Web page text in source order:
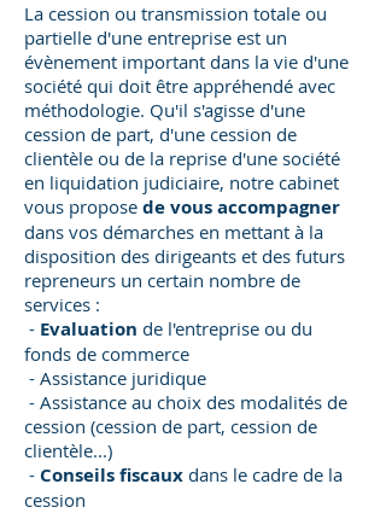
La cession ou transmission totale ou
partielle d'une entreprise est un
évènement important dans la vie d'une
société qui doit être appréhendé avec
méthodologie. Qu'il s'agisse d'une
cession de part, d'une cession de
clientèle ou de la reprise d'une société
en liquidation judiciaire, notre cabinet
vous propose de vous accompagner
dans vos démarches en mettant à la
disposition des dirigeants et des futurs
repreneurs un certain nombre de
services :
- Evaluation de l'entreprise ou du
fonds de commerce
- Assistance juridique
- Assistance au choix des modalités de
cession (cession de part, cession de
clientèle...)
- Conseils fiscaux dans le cadre de la
cession